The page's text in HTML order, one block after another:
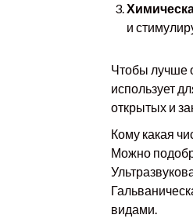
и
Чтобы лучше
использует
открытых и
Кому какая
Можно
видами.